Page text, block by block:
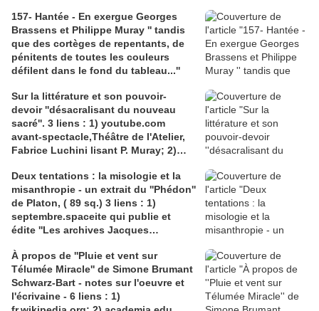
157- Hantée - En exergue Georges
Brassens et Philippe Muray '' tandis
que des cortèges de repentants, de
pénitents de toutes les couleurs
défilent dans le fond du tableau...''
Sur la littérature et son pouvoir-
devoir ''désacralisant du nouveau
sacré''. 3 liens : 1) youtube.com
avant-spectacle,Théâtre de l'Atelier,
Fabrice Luchini lisant P. Muray; 2)
et Clotilde Pivin; 3) lefigaro.fr ''P.
Muray de moins en moins maudit'',
Sébastien Lapaque
Deux tentations : la misologie et la
misanthropie - un extrait du ''Phédon''
de Platon, ( 89 sq.) 3 liens : 1)
septembre.spaceite qui publie et
édite ''Les archives Jacques
article de Simone Manon sur Kant et
''la tentation de la misologie''; 3)
claireantoine.com, Eloge de Roger
Bastide et de l'otium philosophicum,
À propos de ''Pluie et vent sur
Télumée Miracle'' de Simone Brumant
Schwarz-Bart - notes sur l'oeuvre et
l'écrivaine - 6 liens : 1)